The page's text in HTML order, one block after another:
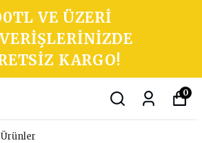
VE ÜZERI
KARGO!
0